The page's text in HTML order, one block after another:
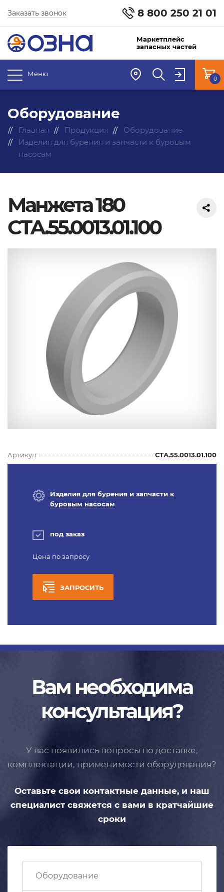
8 800 250 21 01
Заказать звонок
Маркетплейс
запасных частей
Меню
0
Оборудование
Главная Продукция
Оборудование
Изделия для бурения и запчасти к буровым
насосам
Манжета 180
СТА.55.0013.01.100
Артикул СТА.55.0013.01.100
Изделия для бурения и запчасти к
буровым насосам
под заказ
Цена по запросу
ЗАПРОСИТЬ
Вам необходима
консультация?
У вас появились вопросы по доставке,
комплектации, применимости оборудования?
Оставьте свои контактные данные, и наш
специалист свяжется с вами в кратчайшие
сроки